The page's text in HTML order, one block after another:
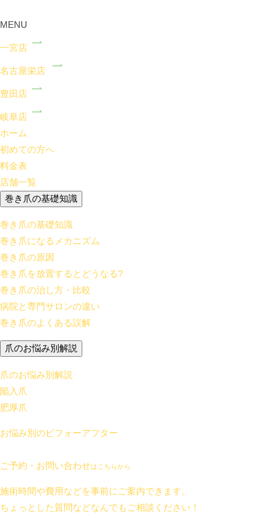
MENU
一宮店
名古屋栄店
豊田店
岐阜店
ホーム
初めての方へ
料金表
店舗一覧
巻き爪の基礎知識
巻き爪の基礎知識
巻き爪になるメカニズム
巻き爪の原因
巻き爪を放置するとどうなる?
巻き爪の治し方・比較
病院と専門サロンの違い
巻き爪のよくある誤解
爪のお悩み別解説
爪のお悩み別解説
陥入爪
肥厚爪
お悩み別のビフォーアフター
ご予約・お問い合わせはこちらから
施術時間や費用などを事前にご案内できます。
ちょっとした質問などなんでもご相談ください！